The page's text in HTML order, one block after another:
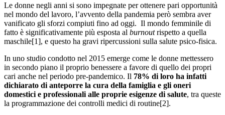
Le donne negli anni si sono impegnate per ottenere pari opportunità
nel mondo del lavoro, l’avvento della pandemia però sembra aver
vanificato gli sforzi compiuti fino ad oggi. Il mondo femminile di
fatto è significativamente più esposta al burnoutrispetto a quella
maschile[1], e questo ha gravi ripercussioni sulla salute psico-fisica.
In uno studio condotto nel 2015 emerge come le donne mettessero
in secondo piano il proprio benessere a favore di quello dei propri
cari anche nel periodo pre-pandemico. Il 78% di loro ha infatti
dichiarato di anteporre la cura della famiglia e gli oneri
domestici e professionali alle proprie esigenze di salute, tra queste
la programmazione dei controlli medici di routine[2].